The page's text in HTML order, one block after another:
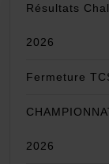
Résultats
2026
Fermeture
2026